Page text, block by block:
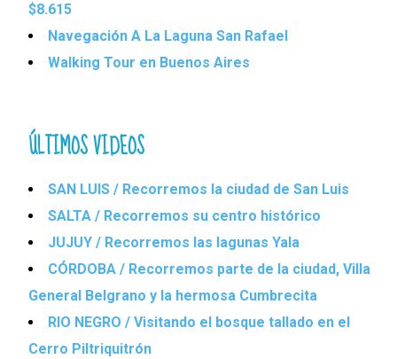
$8.615
Navegación A La Laguna San Rafael
Walking Tour en Buenos Aires
ÚLTIMOS VIDEOS
SAN LUIS / Recorremos la ciudad de San Luis
SALTA / Recorremos su centro histórico
JUJUY / Recorremos las lagunas Yala
CÓRDOBA / Recorremos parte de la ciudad, Villa
General Belgrano y la hermosa Cumbrecita
RIO NEGRO / Visitando el bosque tallado en el
Cerro Piltriquitrón